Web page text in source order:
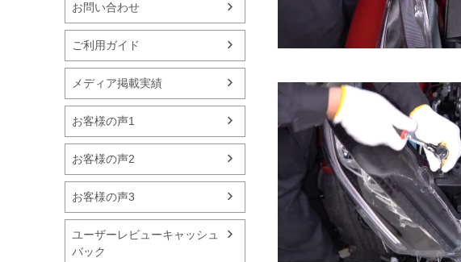
お問い合わせ
ご利用ガイド
メディア掲載実績
お客様の声1
お客様の声2
お客様の声3
ユーザーレビューキャッシュ
バック